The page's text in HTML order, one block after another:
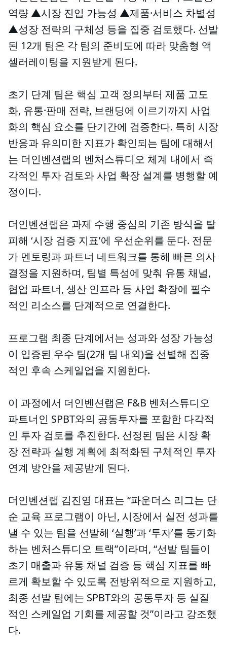
역량 ▲시장 진입 가능성 ▲제품·서비스 차별성
▲성장 전략의 구체성 등을 집중 검토했다. 선발
된 12개 팀은 각 팀의 준비도에 따라 맞춤형 액
셀러레이팅을 지원받게 된다.
초기 단계 팀은 핵심 고객 정의부터 제품 고도
화, 유통·판매 전략, 브랜딩에 이르기까지 사업
화의 핵심 요소를 단기간에 검증한다. 특히 시장
반응과 유의미한 지표가 확인되는 팀에 대해서
는 더인벤션랩의 벤처스튜디오 체계 내에서 즉
각적인 투자 검토와 사업 확장 설계를 병행할 예
정이다.
더인벤션랩은 과제 수행 중심의 기존 방식을 탈
피해 ‘시장 검증 지표’에 우선순위를 둔다. 전문
가 멘토링과 파트너 네트워크를 통해 빠른 의사
결정을 지원하며, 팀별 특성에 맞춰 유통 채널,
협업 파트너, 생산 인프라 등 사업 확장에 필수
적인 리소스를 단계적으로 연결한다.
프로그램 최종 단계에서는 성과와 성장 가능성
이 입증된 우수 팀(2개 팀 내외)을 선별해 집중
적인 후속 스케일업을 지원한다.
이 과정에서 더인벤션랩은 F&B 벤처스튜디오
파트너인 SPBT와의 공동투자를 포함한 다각적
인 투자 검토를 추진한다. 선정된 팀은 시장 확
장 전략과 실행 계획에 최적화된 구체적인 투자
연계 방안을 제공받게 된다.
더인벤션랩 김진영 대표는 “파운더스 리그는 단
순 교육 프로그램이 아닌, 시장에서 실전 성과를
낼 수 있는 팀을 선발해 ‘실행’과 ‘투자’를 동기화
하는 벤처스튜디오 트랙”이라며, “선발 팀들이
초기 매출과 유통 채널 검증 등 핵심 지표를 빠
르게 확보할 수 있도록 전방위적으로 지원하고,
최종 선발 팀에는 SPBT와의 공동투자 등 실질
적인 스케일업 기회를 제공할 것”이라고 강조했
다.